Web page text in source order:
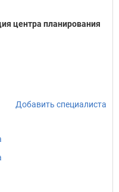
центра планирования
Добавить специалиста